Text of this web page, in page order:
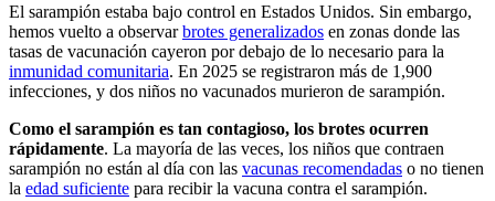
El sarampión estaba bajo control en Estados Unidos. Sin embargo,
hemos vuelto a observarbrotes generalizados en zonas donde las
tasas de vacunación cayeron por debajo de lo necesario para la
inmunidad comunitaria. En 2025 se registraron más de 1,900
infecciones, y dos niños no vacunados murieron de sarampión.
Como el sarampión es tan contagioso, los brotes ocurren
rápidamente. La mayoría de las veces, los niños que contraen
sarampión no están al día con las vacunas recomendadas o no tienen
la edad suficiente para recibir la vacuna contra el sarampión.